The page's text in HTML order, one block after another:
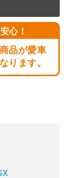
心！
品が愛車
ります。